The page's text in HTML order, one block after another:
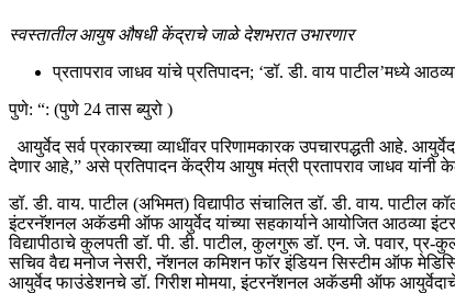
स्वस्तातील आयुष औषधी केंद्राचे जाळे देशभरात उभारणार
प्रतापराव जाधव यांचे प्रतिपादन; ‘डॉ. डी. वाय पाटील’मध्ये
पुणे: “: (पुणे 24 तास ब्युरो )
आयुर्वेद सर्व प्रकारच्या व्याधींवर परिणामकारक उपचारपद्धती आहे.
देणार आहे,” असे प्रतिपादन केंद्रीय आयुष मंत्री प्रतापराव जाधव
डॉ. डी. वाय. पाटील (अभिमत) विद्यापीठ संचालित डॉ. डी. वाय.
इंटरनॅशनल अकॅडमी ऑफ आयुर्वेद यांच्या सहकार्याने आयोजित आठव्या
विद्यापीठाचे कुलपती डॉ. पी. डी. पाटील, कुलगुरू डॉ. एन. जे. पवार, प्र-
सचिव वैद्य मनोज नेसरी, नॅशनल कमिशन फॉर इंडियन सिस्टीम ऑफ
आयुर्वेद फाउंडेशनचे डॉ. गिरीश मोमया, इंटरनॅशनल अकॅडमी ऑफ